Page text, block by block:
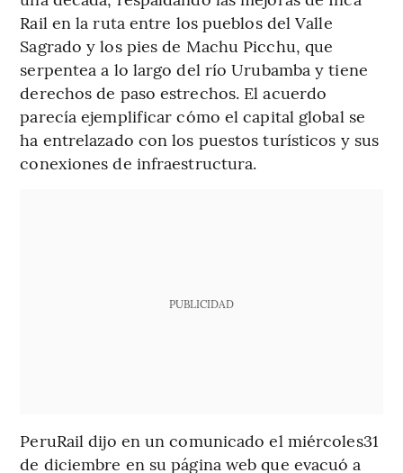
Rail en la ruta entre los pueblos del Valle
Sagrado y los pies de Machu Picchu, que
serpentea a lo largo del río Urubamba y tiene
derechos de paso estrechos. El acuerdo
parecía ejemplificar cómo el capital global se
ha entrelazado con los puestos turísticos y sus
conexiones de infraestructura.
PUBLICIDAD
PeruRail dijo en un comunicado el miércoles31
de diciembre en su página web que evacuó a